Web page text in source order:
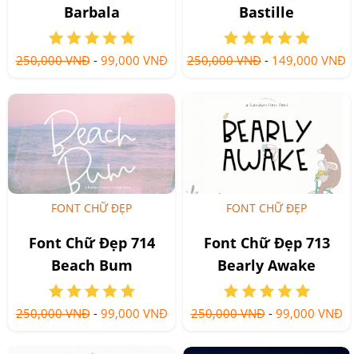
Barbala
250,000 VNĐ- 99,000 VNĐ
Bastille
250,000 VNĐ - 149,000 VNĐ
FONT CHỮ ĐẸP
Font Chữ Đẹp 714
Beach Bum
250,000 VNĐ- 99,000 VNĐ
FONT CHỮ ĐẸP
Font Chữ Đẹp 713
Bearly Awake
250,000 VNĐ- 99,000 VNĐ